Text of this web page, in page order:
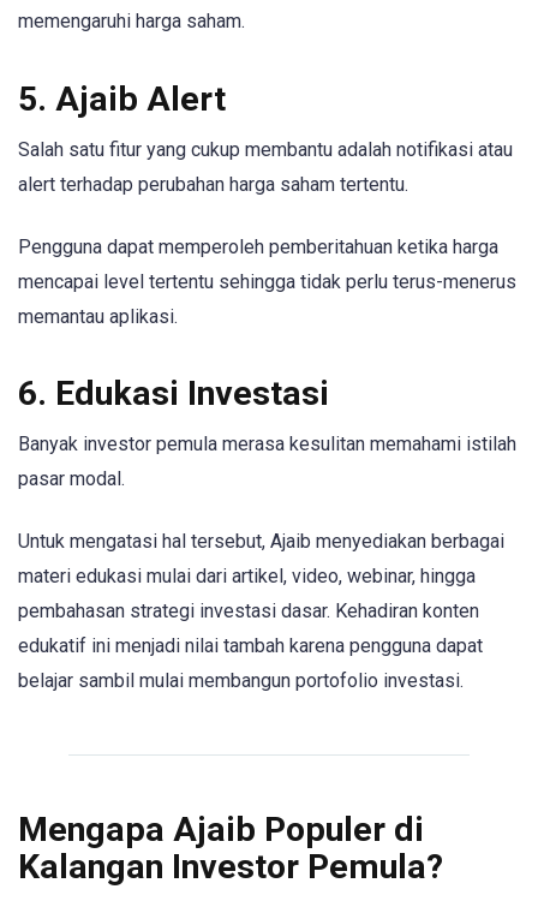
memengaruhi harga saham.
5. Ajaib Alert
Salah satu fitur yang cukup membantu adalah notifikasi atau
alert terhadap perubahan harga saham tertentu.
Pengguna dapat memperoleh pemberitahuan ketika harga
mencapai level tertentu sehingga tidak perlu terus-menerus
memantau aplikasi.
6. Edukasi Investasi
Banyak investor pemula merasa kesulitan memahami istilah
pasar modal.
Untuk mengatasi hal tersebut, Ajaib menyediakan berbagai
materi edukasi mulai dari artikel, video, webinar, hingga
pembahasan strategi investasi dasar. Kehadiran konten
edukatif ini menjadi nilai tambah karena pengguna dapat
belajar sambil mulai membangun portofolio investasi.
Mengapa Ajaib Populer di
Kalangan Investor Pemula?